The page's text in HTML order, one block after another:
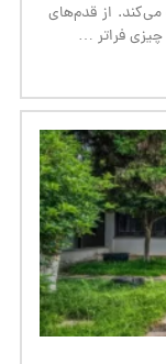
می‌کند. از قدم‌های
فراتر …